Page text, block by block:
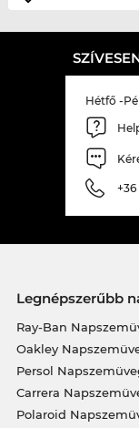
Hétfő -
+36
Legnépszerűbb
Ray-Ban
Oakley
Persol
Carrera
Polaroid